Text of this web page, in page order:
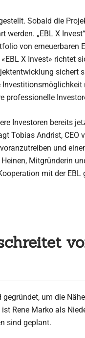
Sobald die
werden. „EBL X
von erneuerbaren
X Invest» richtet
sichert
Investoren bereits
Tobias Andrist, CEO
und
Mitgründerin
mit der
um die
Rene Marko als
sind geplant.